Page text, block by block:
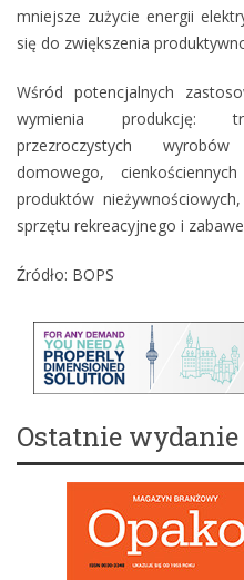
mniejsze zużycie energii
się do zwiększenia
Wśród potencjalnych
wymienia produkcję:
przezroczystych
domowego,
produktów
sprzętu rekreacyjnego i
Źródło: BOPS
Ostatnie wydanie